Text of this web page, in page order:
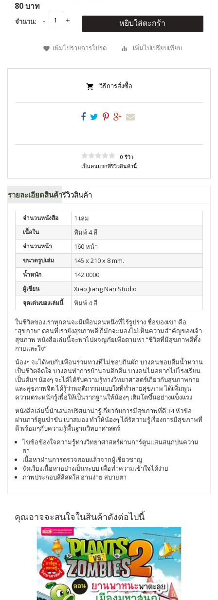
80 บาท
จำนวน: หยิบใส่ตะกร้า
เพิ่มไปรายการโปรด เพิ่มไปเปรียบเทียบ
วิธีการสั่งซื้อ
0 รีวิว
เป็นคนแรกที่รีวิวสินค้านี้
รายละเอียดสินค้ารีวิวสินค้า
จำนวนหนังสือ 1 เล่ม
เนื้อใน พิมพ์ 4 สี
จำนวนหน้า 160 หน้า
ขนาดรูปเล่ม 145 x 210 x 8 mm.
น้ำหนัก 142.0000
ผู้เขียน Xiao Jiang Nan Studio
จุดเด่นของเล่มนี้ พิมพ์ 4 สี
ในชีวิตของเราทุกคนจะมีเพื่อนคนหนึ่งที่ไร้รูปร่าง ชื่อของเขา คือ
“สุขภาพ” ตอนที่เรายังสุขภาพดี ก็มักจะมองไม่เห็นความสำคัญของเจ้า
สุขภาพ หนังสือเล่มนี้จะพาไปผจญภัยเพื่อตามหา “ชีวิตที่มีสุขภาพดีทั้ง
กายและใจ”
น้องๆ จะได้พบกับเพื่อนร่วมทางที่ไม่ชอบกินผัก บางคนชอบดื่มน้ำหวาน
เป็นชีวิตจิตใจ บางคนทำการบ้านจนดึกดื่นบางคนไม่อยากไปโรงเรียน
เป็นต้นฯน้องๆ จะได้ได้รับความรู้ทางวิทยาศาสตร์เกี่ยวกับสุขภาพกาย
และสุขภาพจิตได้รู้ว่าพฤติกรรมแบบใดที่ทำลายสุขภาพ ได้เพิ่มพูน
ความตระหนักรู้เพื่อให้เป็นรากฐานให้น้องๆ เติมโตขึ้นอย่างแข็งแรง
หนังสือเล่มนี้นำเสนอปริศนาน่ารู้เกี่ยวกับการมีสุขภาพที่ดี34หัวข้อ
ผ่านการ์ตูนขำขัน เบาสมองทำให้น้องๆ ได้รัความรู้เรื่องการมีสุขภาพที่
ดีพร้อมๆกับความรู้พื้นฐานวิทยาศาสตร์
ไขข้อข้องใจความรู้ทางวิทยาศาสตร์ผ่านการ์ตูนแสนสนุกปนความ
ฮา
เนื้อหาผ่านการตรวจสอบแล้วจากผู้เชี่ยวชาญ
จัดเรียงเนื้อหาอย่างเป็นระบบ เพื่อทำความเข้าใจได้ง่าย
ภาพประกอบสี่สีสดใส อ่านง่าย สบายตา
คุณอาจจะสนใจในสินค้าดังต่อไปนี้